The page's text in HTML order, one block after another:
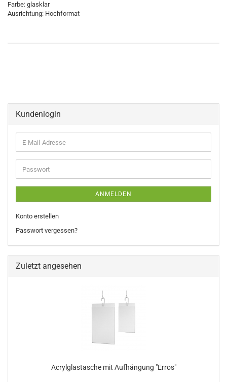
Farbe: glasklar
Ausrichtung: Hochformat
Kundenlogin
E-
Mail-
Adresse
Passwort
ANMELDEN
Konto erstellen
Passwort vergessen?
Zuletzt angesehen
Acrylglastasche mit Aufhängung "Erros"